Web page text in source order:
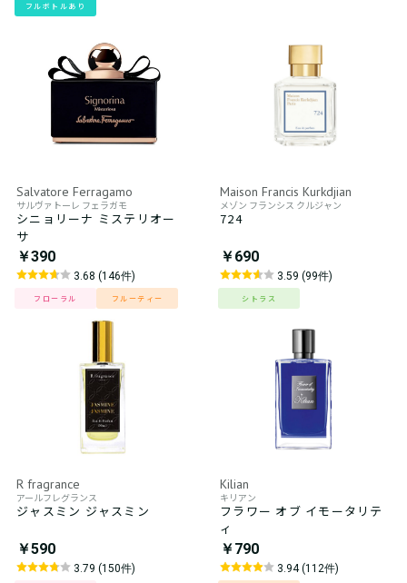
フルボトルあり
Salvatore Ferragamo
サルヴァトーレ フェラガモ
シニョリーナ ミステリオー
サ
￥390
3.68 (146件)
フローラル フルーティー
Maison Francis Kurkdjian
メゾン フランシス クルジャン
724
￥690
3.59 (99件)
シトラス
R fragrance
アールフレグランス
ジャスミン ジャスミン
￥590
3.79 (150件)
Kilian
キリアン
フラワー オブ イモータリテ
ィ
￥790
3.94 (112件)